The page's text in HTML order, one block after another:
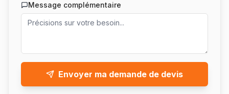
Message complémentaire
Envoyer ma demande de devis